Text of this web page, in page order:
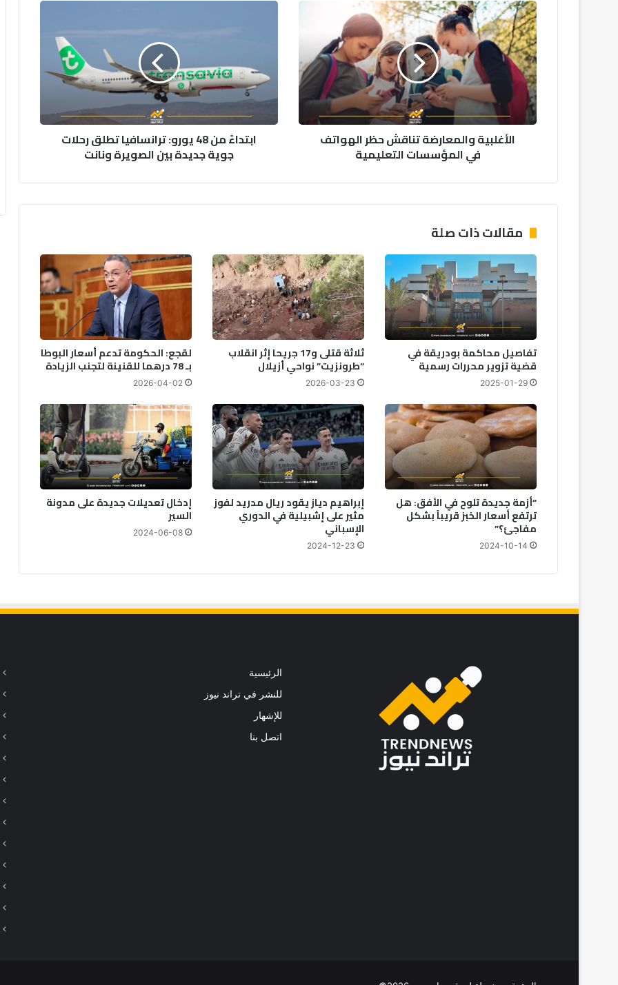
الأغلبية
والمعارضة
تناقش
حظر
الهواتف
في
المؤسسات
التعليمية
الأغلبية والمعارضة تناقش حظر الهواتف
في المؤسسات التعليمية
ابتداءً
ترانسافيا
تطلق
جديدة
ابتداءً من 48 يورو: ترانسافيا تطلق رحلات
جوية جديدة بين الصويرة ونانت
مقالات ذات صلة
تفاصيل محاكمة بودريقة في
قضية تزوير محررات رسمية
2025-01-29
ثلاثة قتلى و17 جريحا إثر انقلاب
“طرونزيت” نواحي أزيلال
2026-03-23
لقجع: الحكومة تدعم أسعار البوطا
بـ 78 درهما للقنينة لتجنب الزيادة
2026-04-02
“أزمة جديدة تلوح في الأفق: هل
ترتفع أسعار الخبز قريباً بشكل
مفاجئ؟”
2024-10-14
إبراهيم دياز يقود ريال مدريد لفوز
مثير على إشبيلية في الدوري
الإسباني
2024-12-23
إدخال تعديلات جديدة على مدونة
السير
2024-06-08
الرئيسية
للنشر في تراند نيوز
للإشهار
اتصل بنا